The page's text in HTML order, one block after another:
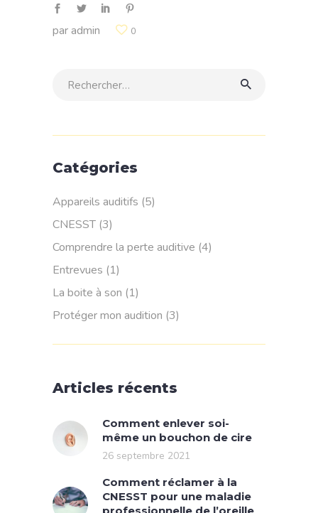
paradmin 0
Rechercher:
Catégories
Appareils auditifs (5)
CNESST (3)
Comprendre la perte auditive (4)
Entrevues (1)
La boite à son (1)
Protéger mon audition (3)
Articles récents
Comment enlever soi-
même un bouchon de cire
26 septembre 2021
Comment réclamer à la
CNESST pour une maladie